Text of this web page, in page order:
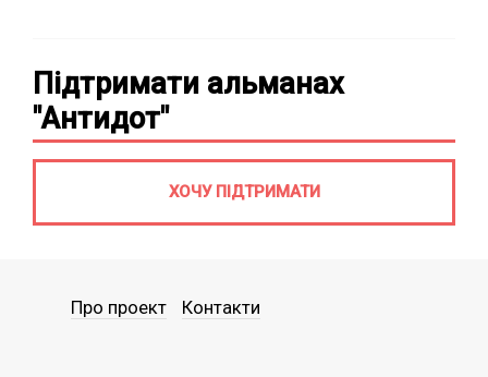
Підтримати альманах
"Антидот"
ХОЧУ ПІДТРИМАТИ
Про проект Контакти